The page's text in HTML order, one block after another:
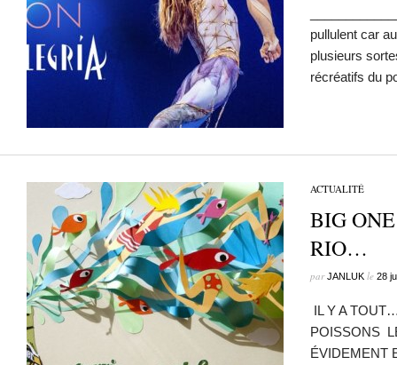
pullulent car
plusieurs
récréatifs du
ACTUALITÉ
BIG
RIO…
parJANLUK le 28
IL Y A
POISSONS